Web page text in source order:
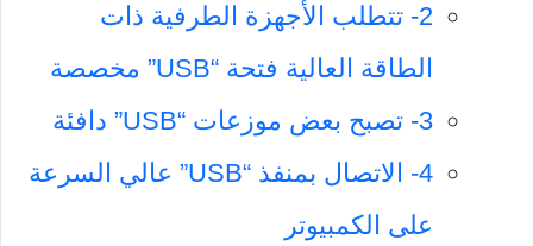
2- تتطلب الأجهزة الطرفية ذات
الطاقة العالية فتحة “USB” مخصصة
3- تصبح بعض موزعات “USB” دافئة
4- الاتصال بمنفذ “USB” عالي السرعة
على الكمبيوتر